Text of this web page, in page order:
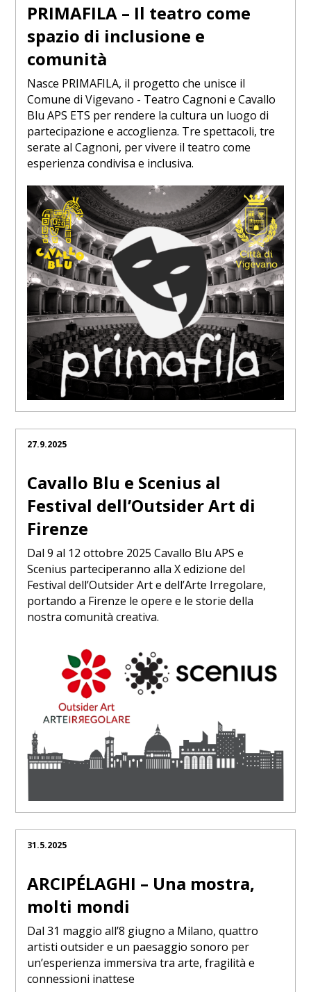
PRIMAFILA – Il teatro come
spazio di inclusione e
comunità
Nasce PRIMAFILA, il progetto che unisce il
Comune di Vigevano - Teatro Cagnoni e Cavallo
Blu APS ETS per rendere la cultura un luogo di
partecipazione e accoglienza. Tre spettacoli, tre
serate al Cagnoni, per vivere il teatro come
esperienza condivisa e inclusiva.
27.9.2025
Cavallo Blu e Scenius al
Festival dell’Outsider Art di
Firenze
Dal 9 al 12 ottobre 2025 Cavallo Blu APS e
Scenius parteciperanno alla X edizione del
Festival dell’Outsider Art e dell’Arte Irregolare,
portando a Firenze le opere e le storie della
nostra comunità creativa.
31.5.2025
ARCIPÉLAGHI – Una mostra,
molti mondi
Dal 31 maggio all’8 giugno a Milano, quattro
artisti outsider e un paesaggio sonoro per
un’esperienza immersiva tra arte, fragilità e
connessioni inattese